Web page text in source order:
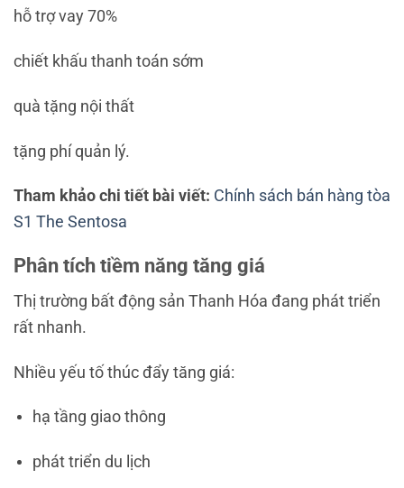
hỗ trợ vay 70%
chiết khấu thanh toán sớm
quà tặng nội thất
tặng phí quản lý.
Tham khảo chi tiết bài viết: Chính sách bán hàng tòa
S1 The Sentosa
Phân tích tiềm năng tăng giá
Thị trường bất động sản Thanh Hóa đang phát triển
rất nhanh.
Nhiều yếu tố thúc đẩy tăng giá:
hạ tầng giao thông
phát triển du lịch